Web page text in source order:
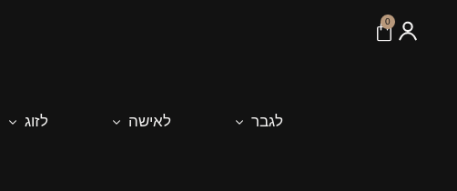
0
לגבר לאישה לזוג